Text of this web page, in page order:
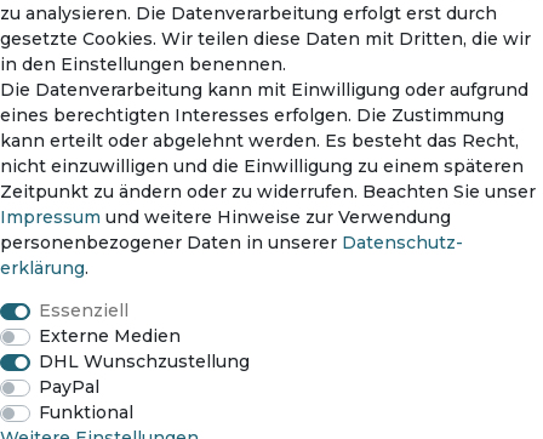
Spannungsprüfer
📦 Versandhinweis: Die Lieferung erfolgt
entweder im Originalkarton oder in
einem neutralen Versandkarton.
Zahlungsmethoden
Impressum
zu analysieren. Die Datenverarbeitung erfolgt erst durch
gesetzte Cookies. Wir teilen diese Daten mit Dritten, die wir
in den Einstellungen benennen.
Die Datenverarbeitung kann mit Einwilligung oder aufgrund
eines berechtigten Interesses erfolgen. Die Zustimmung
kann erteilt oder abgelehnt werden. Es besteht das Recht,
nicht einzuwilligen und die Einwilligung zu einem späteren
Zeitpunkt zu ändern oder zu widerrufen. Beachten Sie unser
Impressum und weitere Hinweise zur Verwendung
personenbezogener Daten in unserer Daten­schutz­
erklärung.
Essenziell
Externe Medien
DHL Wunschzustellung
PayPal
Funktional